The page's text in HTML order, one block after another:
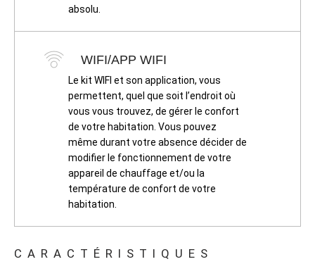
absolu.
WIFI/APP WIFI
Le kit WIFI et son application, vous
permettent, quel que soit l’endroit où
vous vous trouvez, de gérer le confort
de votre habitation. Vous pouvez
même durant votre absence décider de
modifier le fonctionnement de votre
appareil de chauffage et/ou la
température de confort de votre
habitation.
CARACTÉRISTIQUES